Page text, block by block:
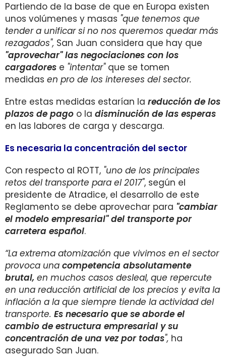
Partiendo de la base de que en Europa existen
unos volúmenes y masas "que tenemos que
tender a unificar si no nos queremos quedar más
rezagados", San Juan considera que hay que
"aprovechar" las negociaciones con los
cargadores e "intentar"que se tomen
medidas en pro de los intereses del sector.
Entre estas medidas estarían la reducción de los
plazos de pago o la disminución de las esperas
en las labores de carga y descarga.
Es necesaria la concentración del sector
Con respecto al ROTT, "uno de los principales
retos del transporte para el 2017", según el
presidente de Atradice, el desarrollo de este
Reglamento se debe aprovechar para "cambiar
el modelo empresarial" del transporte por
carretera español.
“La extrema atomización que vivimos en el sector
provoca una competencia absolutamente
brutal, en muchos casos desleal, que repercute
en una reducción artificial de los precios y evita la
inflación a la que siempre tiende la actividad del
transporte. Es necesario que se aborde el
cambio de estructura empresarial y su
concentración de una vez por todas", ha
asegurado San Juan.